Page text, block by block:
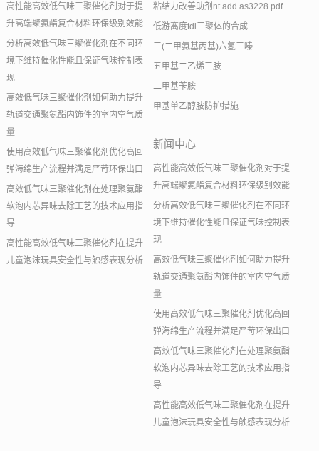
高性能高效低气味三聚催化剂对于提
升高端聚氨酯复合材料环保级别效能
分析高效低气味三聚催化剂在不同环
境下维持催化性能且保证气味控制表
现
高效低气味三聚催化剂如何助力提升
轨道交通聚氨酯内饰件的室内空气质
量
使用高效低气味三聚催化剂优化高回
弹海绵生产流程并满足严苛环保出口
高效低气味三聚催化剂在处理聚氨酯
软泡内芯异味去除工艺的技术应用指
导
高性能高效低气味三聚催化剂在提升
儿童泡沫玩具安全性与触感表现分析
粘结力改善助剂nt add as3228.pdf
低游离度tdi三聚体的合成
三(二甲氨基丙基)六氢三嗪
五甲基二乙烯三胺
二甲基苄胺
甲基单乙醇胺防护措施
新闻中心
高性能高效低气味三聚催化剂对于提
升高端聚氨酯复合材料环保级别效能
分析高效低气味三聚催化剂在不同环
境下维持催化性能且保证气味控制表
现
高效低气味三聚催化剂如何助力提升
轨道交通聚氨酯内饰件的室内空气质
量
使用高效低气味三聚催化剂优化高回
弹海绵生产流程并满足严苛环保出口
高效低气味三聚催化剂在处理聚氨酯
软泡内芯异味去除工艺的技术应用指
导
高性能高效低气味三聚催化剂在提升
儿童泡沫玩具安全性与触感表现分析